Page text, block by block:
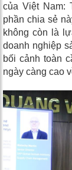
của Việt Nam:
phần chia sẻ
không còn là
doanh nghiệp
bối cảnh toàn
ngày càng cao